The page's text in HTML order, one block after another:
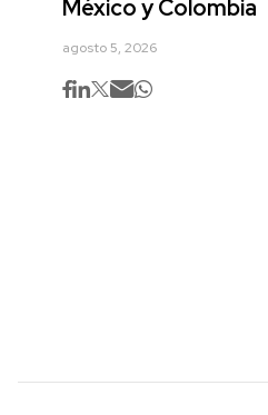
México y Colombia
agosto 5, 2026